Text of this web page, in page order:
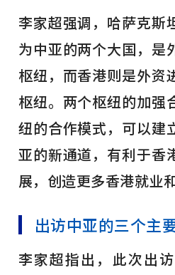
李家超强调，哈萨克斯
为中亚的两个大国，是
枢纽，而香港则是外资
枢纽。两个枢纽的加强
纽的合作模式，可以建
亚的新通道，有利于香
展，创造更多香港就业
出访中亚的三个主
李家超指出，此次出